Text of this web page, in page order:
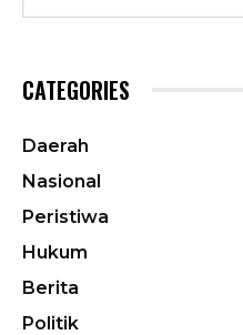
CATEGORIES
Daerah
Nasional
Peristiwa
Hukum
Berita
Politik